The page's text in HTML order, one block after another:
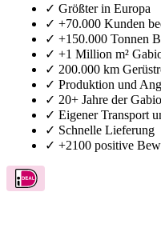
✓ Größter in Europa
✓ +70.000 Kunden
✓ +150.000 Tonnen
✓ +1 Million m²
✓ 200.000 km
✓ Produktion und
✓ 20+ Jahre der
✓ Eigener Transport
✓ Schnelle Lieferung
✓ +2100 positive